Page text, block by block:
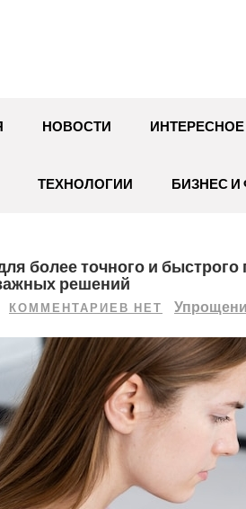
НОВОСТИ
ТЕХНОЛОГИИ БИЗНЕС
более точного и
решений
КОММЕНТАРИЕВ НЕТ